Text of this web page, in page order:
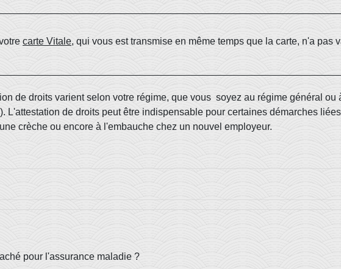
carte Vitale, qui vous est transmise en même temps que la carte, n'a pas
de droits varient selon votre régime, que vous soyez au régime général ou
L'attestation de droits peut être indispensable pour certaines démarches
crèche ou encore à l'embauche chez un nouvel employeur.
pour l'assurance maladie ?